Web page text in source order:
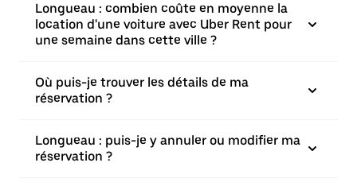
Longueau : combien coûte en moyenne la
location d'une voiture avec Uber Rent pour
une semaine dans cette ville ?
Où puis-je trouver les détails de ma
réservation ?
Longueau : puis-je y annuler ou modifier ma
réservation ?